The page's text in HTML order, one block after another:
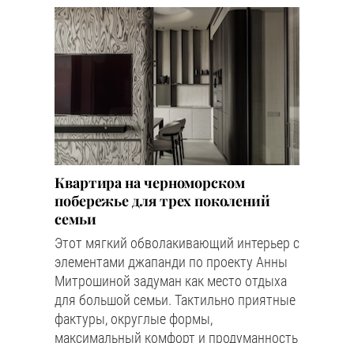
Квартира на черноморском
побережье для трех поколений
семьи
Этот мягкий обволакивающий интерьер с
элементами джапанди по проекту Анны
Митрошиной задуман как место отдыха
для большой семьи. Тактильно приятные
фактуры, округлые формы,
максимальный комфорт и продуманность